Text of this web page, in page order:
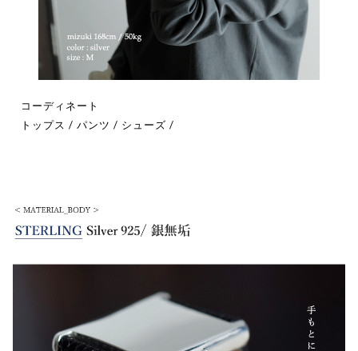
コーディネート
トップス / パンツ / シューズ /